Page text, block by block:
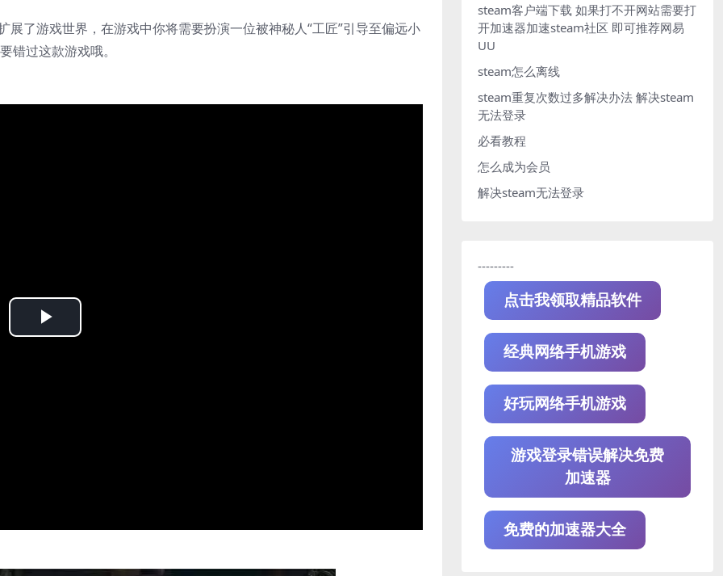
了游戏世界，在游戏中你将需要扮演一位被神秘人“工匠”引导至偏远小
错过这款游戏哦。
Play
steam客户端下载 如果打不开网站需要打
开加速器加速steam社区 即可推荐网易
UU
steam怎么离线
steam重复次数过多解决办法 解决steam
无法登录
必看教程
怎么成为会员
解决steam无法登录
---------
点击我领取精品软件
经典网络手机游戏
好玩网络手机游戏
游戏登录错误解决免费
加速器
免费的加速器大全